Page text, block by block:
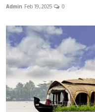
Admin Feb 19, 2025 0